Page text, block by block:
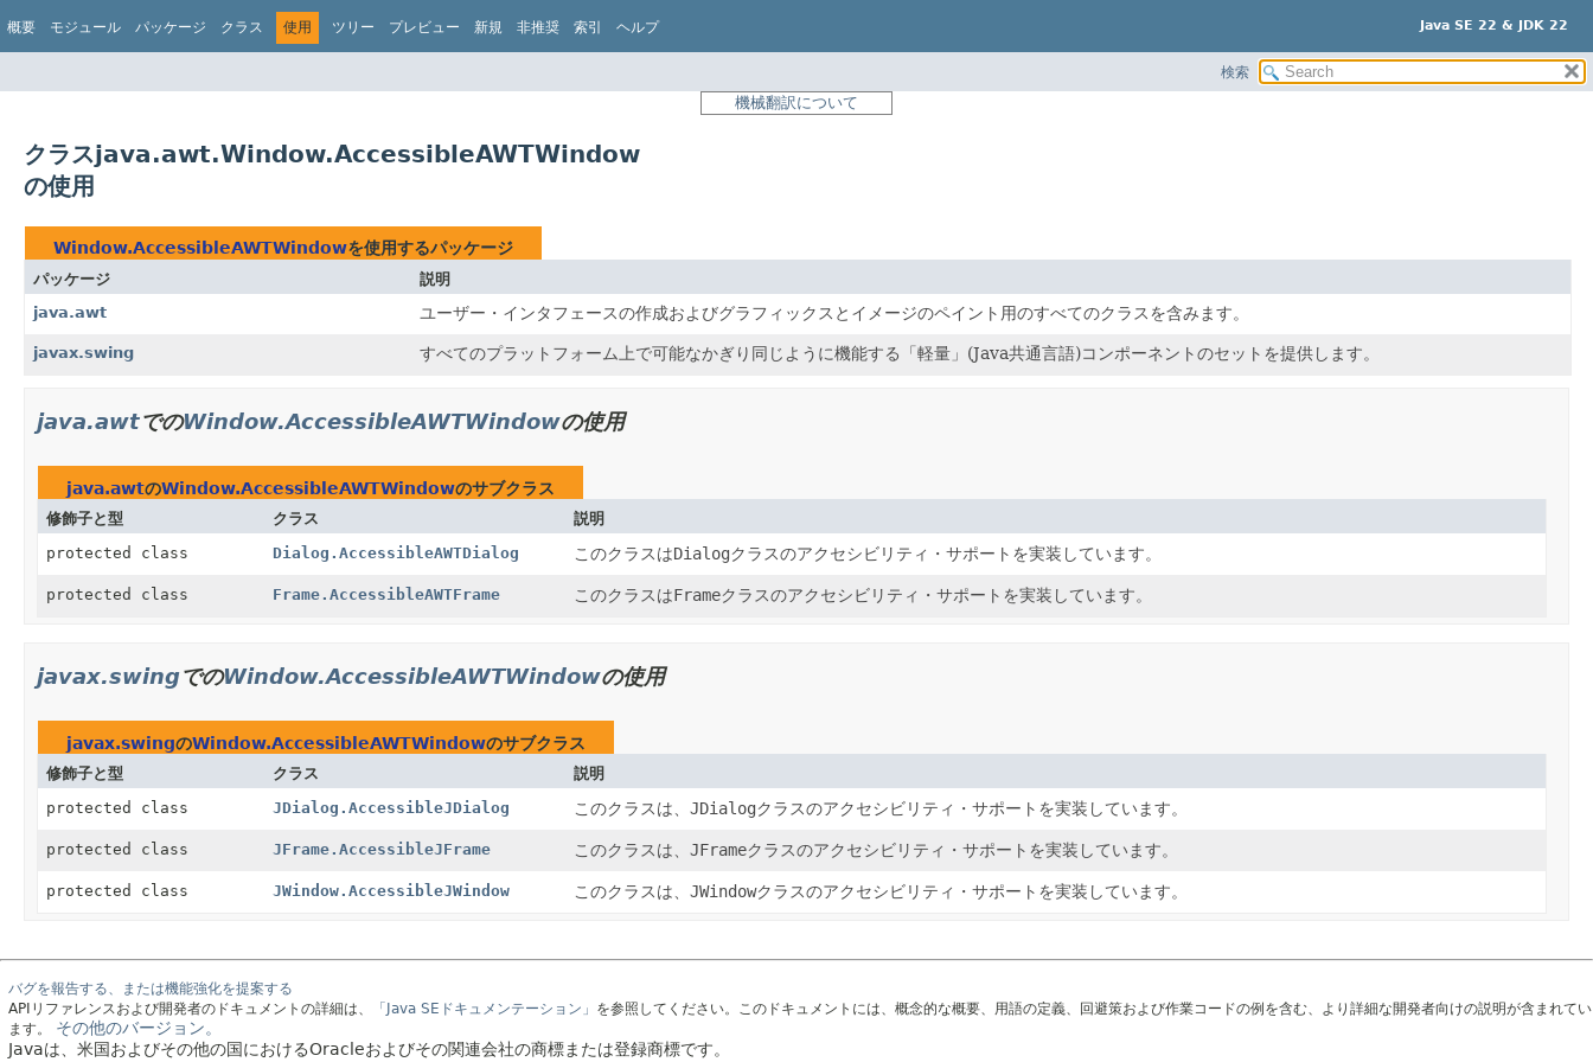
Java SE 22 & JDK 22
概要 モジュール パッケージ クラス 使用 ツリー プレビュー 新規 非推奨 索引 ヘルプ
検索
機械翻訳について
クラスjava.awt.Window.AccessibleAWTWindow
の使用
Window.AccessibleAWTWindowを使用するパッケージ
パッケージ
説明
java.awt
ユーザー・インタフェースの作成およびグラフィックスとイメージのペイント用のすべてのクラスを含みます。
javax.swing すべてのプラットフォーム上で可能なかぎり同じように機能する「軽量」(Java共通言語)コンポーネントのセットを提供します。
java.awtでのWindow.AccessibleAWTWindowの使用
java.awtのWindow.AccessibleAWTWindowのサブクラス
修飾子と型 クラス
説明
protected class
Dialog.AccessibleAWTDialog このクラスはDialogクラスのアクセシビリティ・サポートを実装しています。
protected class Frame.AccessibleAWTFrame このクラスはFrameクラスのアクセシビリティ・サポートを実装しています。
javax.swingでのWindow.AccessibleAWTWindowの使用
javax.swingのWindow.AccessibleAWTWindowのサブクラス
修飾子と型 クラス
説明
protected class
JDialog.AccessibleJDialog このクラスは、JDialogクラスのアクセシビリティ・サポートを実装しています。
protected class JFrame.AccessibleJFrame このクラスは、JFrameクラスのアクセシビリティ・サポートを実装しています。
protected class JWindow.AccessibleJWindow このクラスは、JWindowクラスのアクセシビリティ・サポートを実装しています。
バグを報告する、または機能強化を提案する
APIリファレンスおよび開発者のドキュメントの詳細は、
「Java SEドキュメンテーション」 を参照してください。このドキュメントには、概念的な概要、用語の定義、回避策および作業コードの例を含む、より詳細な開発者向けの説明が含まれてい
ます。
その他のバージョン。
Javaは、米国およびその他の国におけるOracleおよびその関連会社の商標または登録商標です。